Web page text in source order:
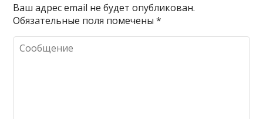
Ваш адрес email не будет опубликован.
Обязательные поля помечены*